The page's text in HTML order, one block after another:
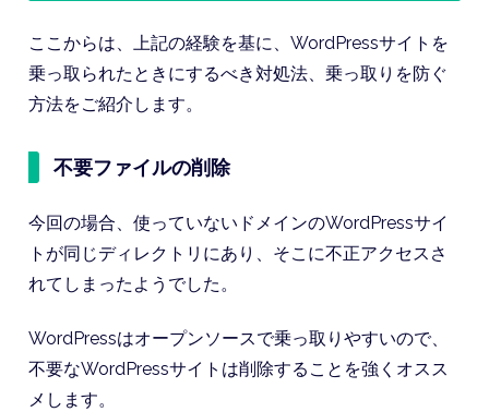
ここからは、上記の経験を基に、WordPressサイトを
乗っ取られたときにするべき対処法、乗っ取りを防ぐ
方法をご紹介します。
不要ファイルの削除
今回の場合、使っていないドメインのWordPressサイ
トが同じディレクトリにあり、そこに不正アクセスさ
れてしまったようでした。
WordPressはオープンソースで乗っ取りやすいので、
不要なWordPressサイトは削除することを強くオスス
メします。